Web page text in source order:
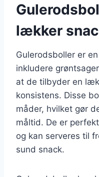
lækker
Gulerodsboller er
inkludere
at de tilbyder en
konsistens. Disse
måder, hvilket gør
måltid. De er
og kan serveres til
sund snack.